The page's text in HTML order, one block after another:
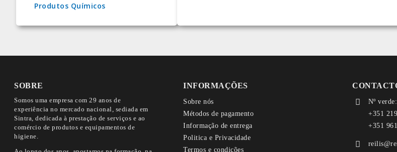
Produtos Químicos
SOBRE
Somos uma empresa com 29 anos de
experiência no mercado nacional, sediada em
Sintra, dedicada à prestação de serviços e ao
comércio de produtos e equipamentos de
higiene.
INFORMAÇÕES
Sobre nós
Métodos de pagamento
Informação de entrega
Politica e Privacidade
Termos e condições
Nº
+351
+351